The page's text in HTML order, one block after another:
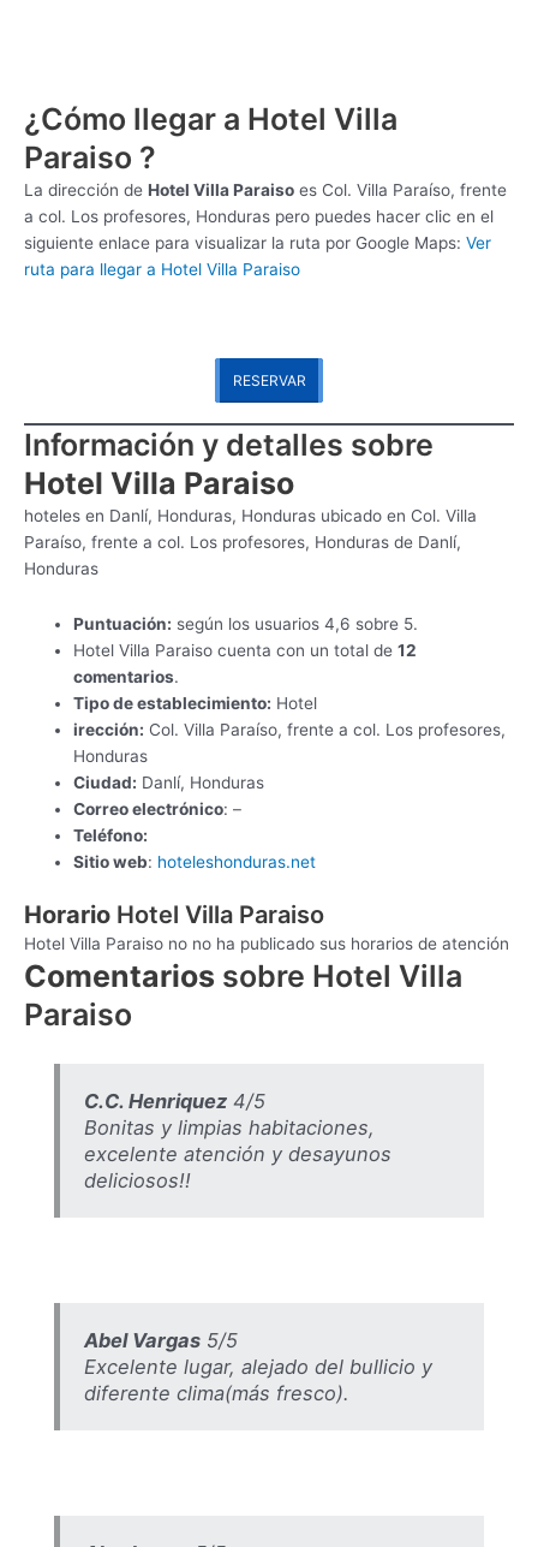
¿Cómo llegar a Hotel Villa
Paraiso ?
La dirección de Hotel Villa Paraiso es Col. Villa Paraíso, frente
a col. Los profesores, Honduras pero puedes hacer clic en el
siguiente enlace para visualizar la ruta por Google Maps: Ver
ruta para llegar a Hotel Villa Paraiso
RESERVAR
Información y detalles sobre
Hotel Villa Paraiso
hoteles en Danlí, Honduras, Honduras ubicado en Col. Villa
Paraíso, frente a col. Los profesores, Honduras de Danlí,
Honduras
Puntuación: según los usuarios 4,6 sobre 5.
Hotel Villa Paraiso cuenta con un total de12
comentarios.
Tipo de establecimiento: Hotel
irección: Col. Villa Paraíso, frente a col. Los profesores,
Honduras
Ciudad: Danlí, Honduras
Correo electrónico: –
Teléfono:
Sitio web: hoteleshonduras.net
Horario Hotel Villa Paraiso
Hotel Villa Paraiso no no ha publicado sus horarios de atención
Comentarios sobre Hotel Villa
Paraiso
C.C. Henriquez4/5
Bonitas y limpias habitaciones,
excelente atención y desayunos
deliciosos!!
Abel Vargas5/5
Excelente lugar, alejado del bullicio y
diferente clima(más fresco).